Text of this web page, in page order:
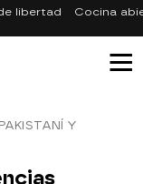
libertad Cocina
Y